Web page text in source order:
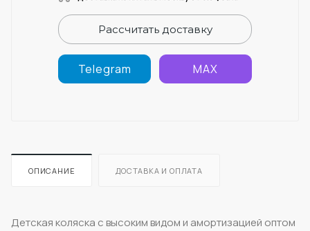
Рассчитать доставку
Telegram MAX
ОПИСАНИЕ ДОСТАВКА И ОПЛАТА
Детская коляска с высоким видом и амортизацией оптом